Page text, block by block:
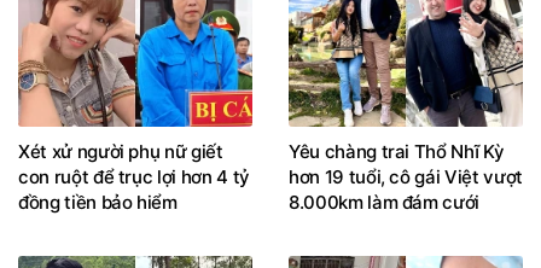
Xét xử người phụ nữ giết
con ruột để trục lợi hơn 4 tỷ
đồng tiền bảo hiểm
Yêu chàng trai Thổ Nhĩ Kỳ
hơn 19 tuổi, cô gái Việt vượt
8.000km làm đám cưới